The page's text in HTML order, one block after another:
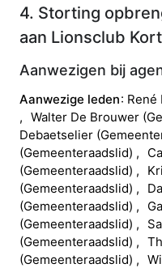
4. Storting
aan Lionsclub
Aanwezigen bij
Aanwezige leden René
Walter De Brouwer (
Debaetselier (
(Gemeenteraadslid)
(Gemeenteraadslid)
(Gemeenteraadslid)
(Gemeenteraadslid)
(Gemeenteraadslid)
(Gemeenteraadslid)
(Gemeenteraadslid)